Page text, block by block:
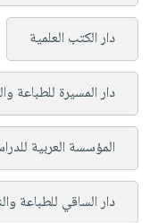
دار الكتب العلمية
دار المسيرة للطباعة
المؤسسة العربية
دار الساقي للطباعة